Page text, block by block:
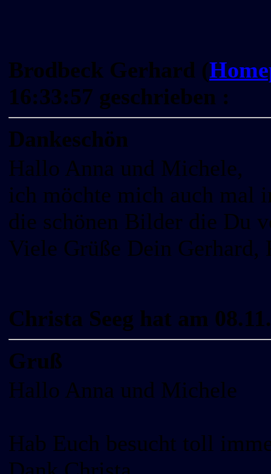
Brodbeck Gerhard (
16:33:57 geschrieben :
Dankeschön
Hallo Anna und Michele,
ich möchte mich auch mal
die schönen Bilder die Du
Viele Grüße Dein Gerhard,
Christa Seeg hat am
Gruß
Hallo Anna und Michele
Hab Euch besucht toll